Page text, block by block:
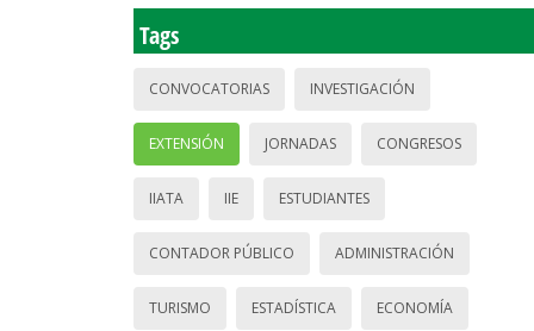
Tags
CONVOCATORIAS INVESTIGACIÓN
EXTENSIÓN JORNADAS CONGRESOS
IIATA IIE ESTUDIANTES
CONTADOR PÚBLICO ADMINISTRACIÓN
TURISMO ESTADÍSTICA ECONOMÍA